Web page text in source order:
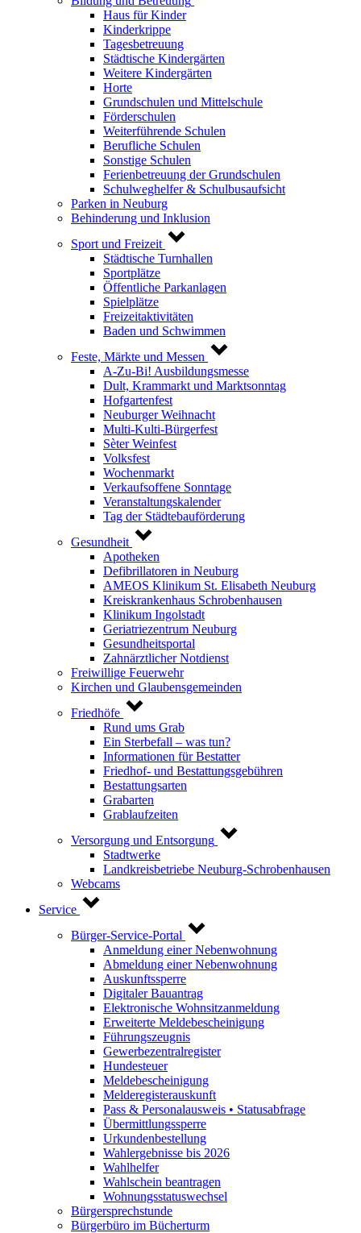
Haus für Kinder
Kinderkrippe
Tagesbetreuung
Städtische Kindergärten
Weitere Kindergärten
Horte
Grundschulen und Mittelschule
Förderschulen
Weiterführende Schulen
Berufliche Schulen
Sonstige Schulen
Ferienbetreuung der Grundschulen
Schulweghelfer & Schulbusaufsicht
Parken in Neuburg
Behinderung und Inklusion
Sport und Freizeit
Städtische Turnhallen
Sportplätze
Öffentliche Parkanlagen
Spielplätze
Freizeitaktivitäten
Baden und Schwimmen
Feste, Märkte und Messen
A-Zu-Bi! Ausbildungsmesse
Dult, Krammarkt und Marktsonntag
Hofgartenfest
Neuburger Weihnacht
Multi-Kulti-Bürgerfest
Sèter Weinfest
Volksfest
Wochenmarkt
Verkaufsoffene Sonntage
Veranstaltungskalender
Tag der Städtebauförderung
Gesundheit
Apotheken
Defibrillatoren in Neuburg
AMEOS Klinikum St. Elisabeth Neuburg
Kreiskrankenhaus Schrobenhausen
Klinikum Ingolstadt
Geriatriezentrum Neuburg
Gesundheitsportal
Zahnärztlicher Notdienst
Freiwillige Feuerwehr
Kirchen und Glaubensgemeinden
Friedhöfe
Rund ums Grab
Ein Sterbefall – was tun?
Informationen für Bestatter
Friedhof- und Bestattungsgebühren
Bestattungsarten
Grabarten
Grablaufzeiten
Versorgung und Entsorgung
Stadtwerke
Landkreisbetriebe Neuburg-Schrobenhausen
Webcams
Service
Bürger-Service-Portal
Anmeldung einer Nebenwohnung
Abmeldung einer Nebenwohnung
Auskunftssperre
Digitaler Bauantrag
Elektronische Wohnsitzanmeldung
Erweiterte Meldebescheinigung
Führungszeugnis
Gewerbezentralregister
Hundesteuer
Meldebescheinigung
Melderegisterauskunft
Pass & Personalausweis • Statusabfrage
Übermittlungssperre
Urkundenbestellung
Wahlergebnisse bis 2026
Wahlhelfer
Wahlschein beantragen
Wohnungsstatuswechsel
Bürgersprechstunde
Bürgerbüro im Bücherturm